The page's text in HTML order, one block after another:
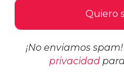
¡No enviamos
privacidad